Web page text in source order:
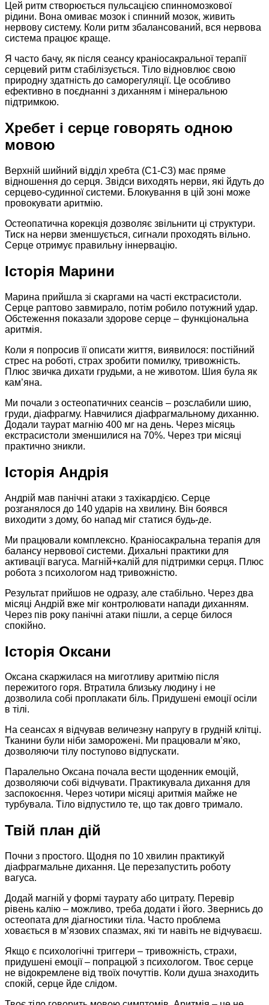
Цей ритм створюється пульсацією спинномозкової
рідини. Вона омиває мозок і спинний мозок, живить
нервову систему. Коли ритм збалансований, вся нервова
система працює краще.
Я часто бачу, як після сеансу краніосакральної терапії
серцевий ритм стабілізується. Тіло відновлює свою
природну здатність до саморегуляції. Це особливо
ефективно в поєднанні з диханням і мінеральною
підтримкою.
Хребет і серце говорять одною
мовою
Верхній шийний відділ хребта (C1-C3) має пряме
відношення до серця. Звідси виходять нерви, які йдуть до
серцево-судинної системи. Блокування в цій зоні може
провокувати аритмію.
Остеопатична корекція дозволяє звільнити ці структури.
Тиск на нерви зменшується, сигнали проходять вільно.
Серце отримує правильну іннервацію.
Історія Марини
Марина прийшла зі скаргами на часті екстрасистоли.
Серце раптово завмирало, потім робило потужний удар.
Обстеження показали здорове серце – функціональна
аритмія.
Коли я попросив її описати життя, виявилося: постійний
стрес на роботі, страх зробити помилку, тривожність.
Плюс звичка дихати грудьми, а не животом. Шия була як
кам’яна.
Ми почали з остеопатичних сеансів – розслабили шию,
груди, діафрагму. Навчилися діафрагмальному диханню.
Додали таурат магнію 400 мг на день. Через місяць
екстрасистоли зменшилися на 70%. Через три місяці
практично зникли.
Історія Андрія
Андрій мав панічні атаки з тахікардією. Серце
розганялося до 140 ударів на хвилину. Він боявся
виходити з дому, бо напад міг статися будь-де.
Ми працювали комплексно. Краніосакральна терапія для
балансу нервової системи. Дихальні практики для
активації вагуса. Магній+калій для підтримки серця. Плюс
робота з психологом над тривожністю.
Результат прийшов не одразу, але стабільно. Через два
місяці Андрій вже міг контролювати напади диханням.
Через пів року панічні атаки пішли, а серце билося
спокійно.​
Історія Оксани
Оксана скаржилася на миготливу аритмію після
пережитого горя. Втратила близьку людину і не
дозволила собі проплакати біль. Придушені емоції осіли
в тілі.
На сеансах я відчував величезну напругу в грудній клітці.
Тканини були ніби заморожені. Ми працювали м’яко,
дозволяючи тілу поступово відпускати.
Паралельно Оксана почала вести щоденник емоцій,
дозволяючи собі відчувати. Практикувала дихання для
заспокоєння. Через чотири місяці аритмія майже не
турбувала. Тіло відпустило те, що так довго тримало.​
Твій план дій
Почни з простого. Щодня по 10 хвилин практикуй
діафрагмальне дихання. Це перезапустить роботу
вагуса.
Додай магній у формі таурату або цитрату. Перевір
рівень калію – можливо, треба додати і його. Звернись до
остеопата для діагностики тіла. Часто проблема
ховається в м’язових спазмах, які ти навіть не відчуваєш.
Якщо є психологічні триггери – тривожність, страхи,
придушені емоції – попрацюй з психологом. Твоє серце
не відокремлене від твоїх почуттів. Коли душа знаходить
спокій, серце йде слідом.